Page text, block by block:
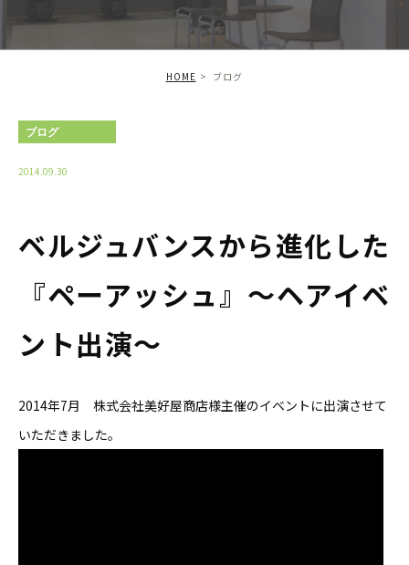
HOME ブログ
ブログ
2014.09.30
ベルジュバンスから進化した
『ペーアッシュ』〜ヘアイベ
ント出演〜
2014年7月 株式会社美好屋商店様主催のイベントに出演させて
いただきました。